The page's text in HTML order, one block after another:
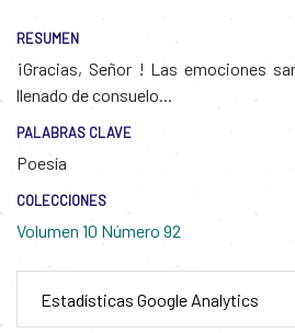
RESUMEN
¡Gracias, Señor ! Las emociones
llenado de consuelo...
PALABRAS CLAVE
Poesía
COLECCIONES
Volumen 10 Número 92
Estadísticas Google Analytics